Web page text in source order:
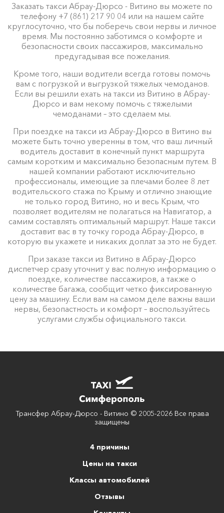
Заказать такси Абрау-Дюрсо - Витино вы можете по
телефону +7 (861) 217 90 04 или на нашем сайте
круглосуточно, что бы поберечь свои нервы и личное
время. Мы постоянно заботимся о комфорте и
безопасности своих пассажиров, максимально
предугадывая все пожелания.
Кроме того, наши водители всегда готовы помочь
вам с погрузкой и выгрузкой тяжелых чемоданов.
Если вы решили ехать на такси из Витино в Абрау-
Дюрсо и вам некому помочь с тяжелыми
чемоданами – это сделаем мы.
При поездке на такси из Абрау-Дюрсо в Витино вы
можете быть точно уверенны в том, что ваш личный
водитель доставит в конечный пункт маршрута
самым коротким и максимально безопасным путем. В
нашей компании работают исключительно
профессионалы, имеющие за плечами более 8 лет
водительского стажа по Крыму и отлично знающие
не только город Витино, но и весь Крым, что
позволяет водителям не полагаться на Навигатор, а
самим составлять оптимальный маршрут. Наше такси
доставит вас в ту точку города Абрау-Дюрсо, в
которую вы укажете и никаких доплат за это не будет.
При заказе такси из Витино в Абрау-Дюрсо
диспетчер сразу уточнит у вас полную информацию о
поездке, количестве пассажиров, а также о
количестве багажа, сообщит четко фиксированную
цену за машину. Если вам на самом деле важны ваши
нервы, безопастность и комфорт – воспользуйтесь
услугами службы официального такси.
Трансфер Абрау-Дюрсо - Витино © 2005-2026 Все права
защищены
4 причины
Цены на такси
Классы автомобилей
Отзывы